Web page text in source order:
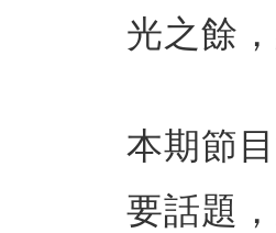
光之餘
本期節
要話題